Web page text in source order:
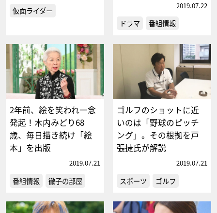
仮面ライダー
2019.07.22
ドラマ 番組情報
2年前、絵を笑われ一念
発起！木内みどり68
歳、毎日描き続け「絵
本」を出版
2019.07.21
番組情報 徹子の部屋
ゴルフのショットに近
いのは「野球のピッチ
ング」。その根拠を戸
張捷氏が解説
2019.07.21
スポーツ ゴルフ